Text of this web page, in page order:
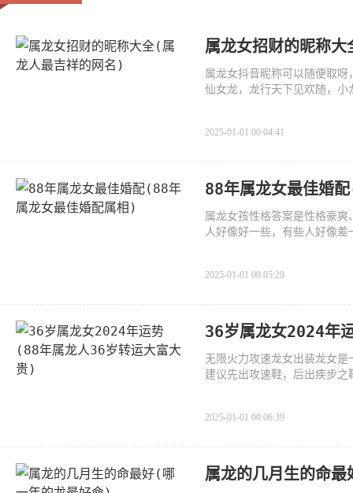
属龙女招财的昵称
属龙女抖音昵称可以随便取
仙女龙，龙行天下见欢随，
2025-01-01 00:04:41
88年属龙女最佳婚
属龙女孩性格答案是性格豪
人好像好一些，有些人好像
2025-01-01 00:05:29
36岁属龙女2024年
无限火力攻速龙女出装龙女
建议先出攻速鞋，后出疾步
2025-01-01 00:06:39
属龙的几月生的命